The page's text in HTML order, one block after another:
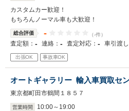
カスタムカー歓迎！
もちろんノーマル車も大歓迎！
総合評価 - （-件）
査定額： - 連絡： - 査定対応： - 車引渡し
出張OK 事故車OK
オートギャラリー 輸入車買取セ
東京都町田市鶴間１８５７
営業時間 10:00～ 19:00